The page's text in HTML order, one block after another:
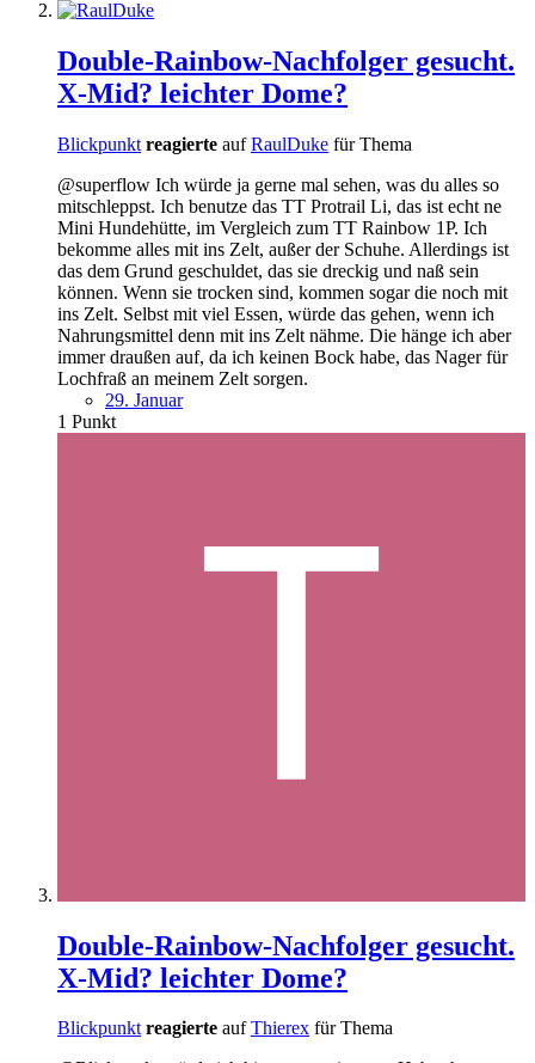
Double-Rainbow-Nachfolger gesucht.
X-Mid? leichter Dome?
Blickpunkt reagierte aufRaulDuke für Thema
@superflow Ich würde ja gerne mal sehen, was du alles so
mitschleppst. Ich benutze das TT Protrail Li, das ist echt ne
Mini Hundehütte, im Vergleich zum TT Rainbow 1P. Ich
bekomme alles mit ins Zelt, außer der Schuhe. Allerdings ist
das dem Grund geschuldet, das sie dreckig und naß sein
können. Wenn sie trocken sind, kommen sogar die noch mit
ins Zelt. Selbst mit viel Essen, würde das gehen, wenn ich
Nahrungsmittel denn mit ins Zelt nähme. Die hänge ich aber
immer draußen auf, da ich keinen Bock habe, das Nager für
Lochfraß an meinem Zelt sorgen.
29. Januar
1 Punkt
Double-Rainbow-Nachfolger gesucht.
X-Mid? leichter Dome?
Blickpunkt reagierte aufThierex für Thema